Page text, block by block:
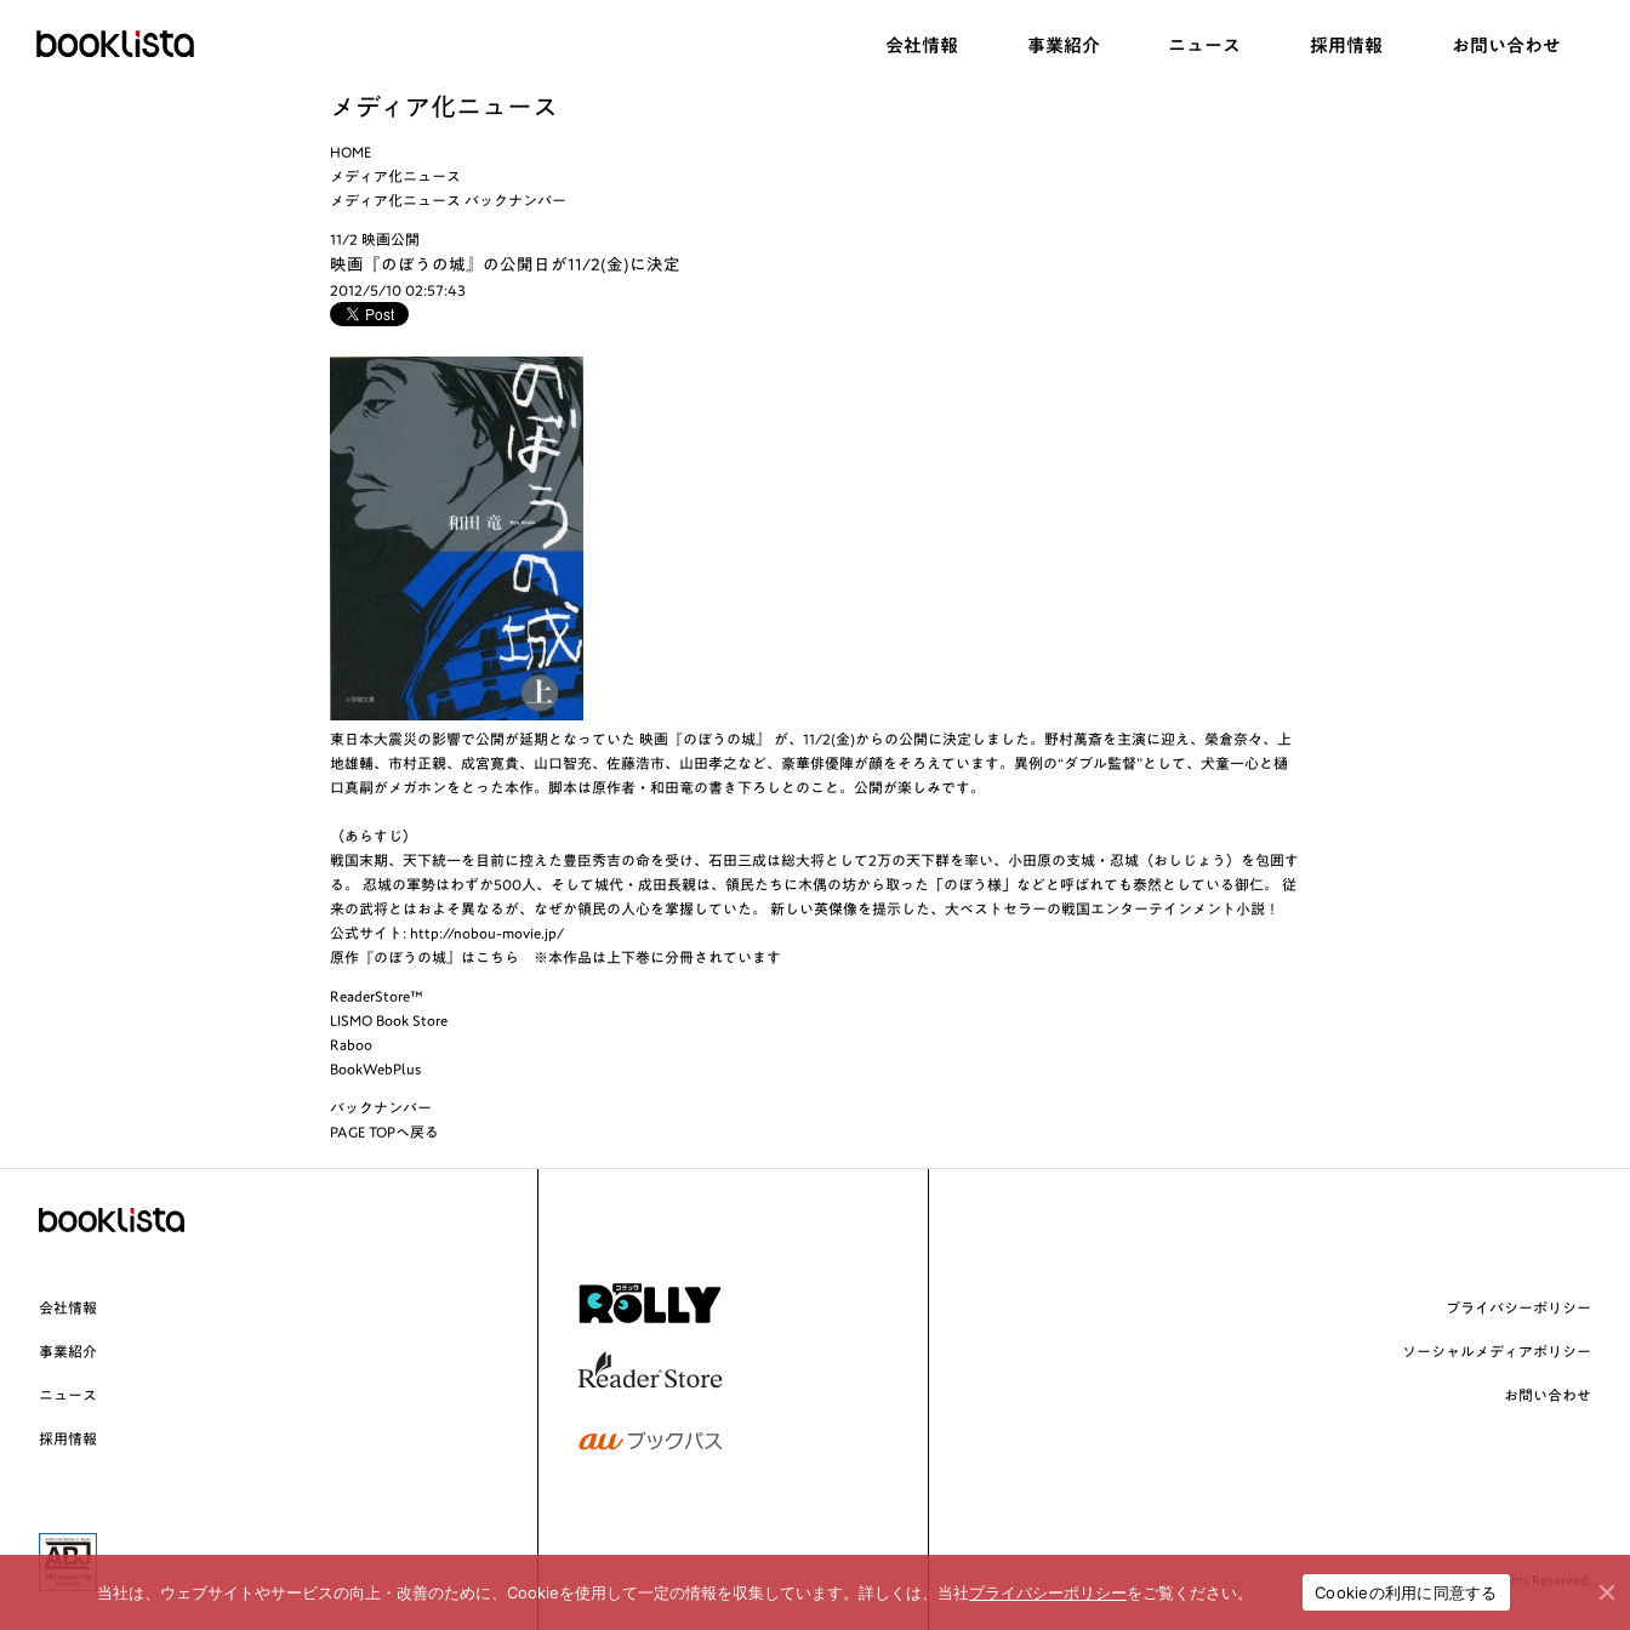
会社情報 事業紹介 ニュース 採用情報 お問い合わせ
メディア化ニュース
HOME
メディア化ニュース
メディア化ニュース バックナンバー
11/2 映画公開
映画『のぼうの城』の公開日が11/2(金)に決定
2012/5/10 02:57:43
東日本大震災の影響で公開が延期となっていた 映画『のぼうの城』 が、11/2(金)からの公開に決定しました。野村萬斎を主演に迎え、榮倉奈々、上
地雄輔、市村正親、成宮寛貴、山口智充、佐藤浩市、山田孝之など、豪華俳優陣が顔をそろえています。異例の“ダブル監督”として、犬童一心と樋
口真嗣がメガホンをとった本作。脚本は原作者・和田竜の書き下ろしとのこと。公開が楽しみです。
（あらすじ）
戦国末期、天下統一を目前に控えた豊臣秀吉の命を受け、石田三成は総大将として2万の天下群を率い、小田原の支城・忍城（おしじょう）を包囲す
る。 忍城の軍勢はわずか500人、そして城代・成田長親は、領民たちに木偶の坊から取った「のぼう様」などと呼ばれても泰然としている御仁。 従
来の武将とはおよそ異なるが、なぜか領民の人心を掌握していた。 新しい英傑像を提示した、大ベストセラーの戦国エンターテインメント小説！
公式サイト: http://nobou-movie.jp/
原作『のぼうの城』はこちら ※本作品は上下巻に分冊されています
ReaderStore™
LISMO Book Store
Raboo
BookWebPlus
バックナンバー
PAGE TOPへ戻る
会社情報
事業紹介
ニュース
採用情報
プライバシーポリシー
ソーシャルメディアポリシー
お問い合わせ
© booklista Co.,Ltd. All Rights Reserved.
当社は、ウェブサイトやサービスの向上・改善のために、Cookieを使用して一定の情報を収集しています。詳しくは、当社プライバシーポリシーをご覧ください。 Cookieの利用に同意する